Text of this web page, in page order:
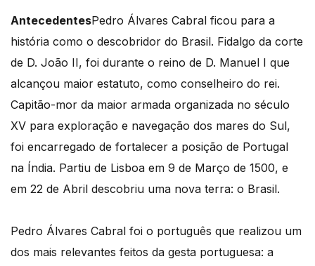
AntecedentesPedro Álvares Cabral ficou para a
história como o descobridor do Brasil. Fidalgo da corte
de D. João II, foi durante o reino de D. Manuel I que
alcançou maior estatuto, como conselheiro do rei.
Capitão-mor da maior armada organizada no século
XV para exploração e navegação dos mares do Sul,
foi encarregado de fortalecer a posição de Portugal
na Índia. Partiu de Lisboa em 9 de Março de 1500, e
em 22 de Abril descobriu uma nova terra: o Brasil.
Pedro Álvares Cabral foi o português que realizou um
dos mais relevantes feitos da gesta portuguesa: a